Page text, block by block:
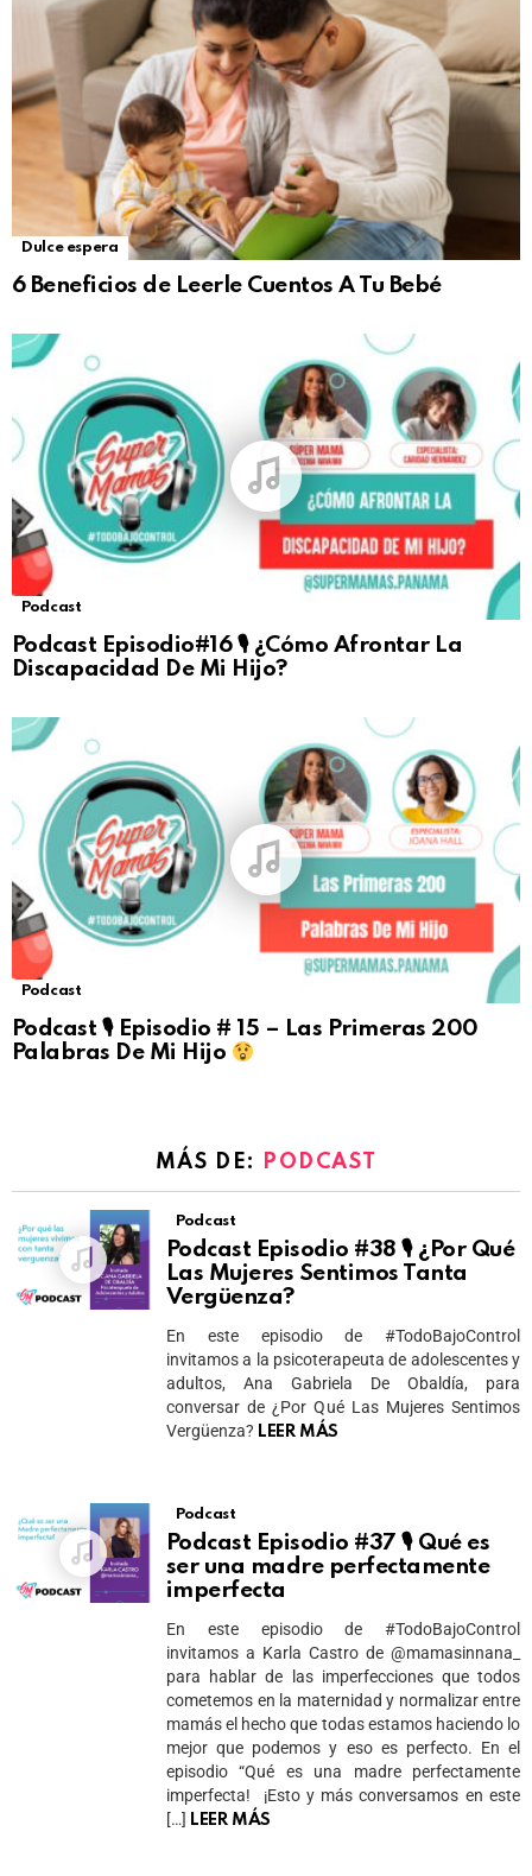
Dulce espera
6 Beneficios de Leerle Cuentos A Tu Bebé
Podcast
Podcast Episodio#16 🎙 ¿Cómo Afrontar La
Discapacidad De Mi Hijo?
Podcast
Podcast 🎙 Episodio # 15 – Las Primeras 200
Palabras De Mi Hijo
MÁS DE: PODCAST
Podcast
Podcast Episodio #38 🎙 ¿Por Qué
Las Mujeres Sentimos Tanta
Vergüenza?
En este episodio de #TodoBajoControl
invitamos a la psicoterapeuta de adolescentes y
adultos, Ana Gabriela De Obaldía, para
conversar de ¿Por Qué Las Mujeres Sentimos
Vergüenza? LEER MÁS
Podcast
Podcast Episodio #37 🎙 Qué es
ser una madre perfectamente
imperfecta
En este episodio de #TodoBajoControl
invitamos a Karla Castro de @mamasinnana_
para hablar de las imperfecciones que todos
cometemos en la maternidad y normalizar entre
mamás el hecho que todas estamos haciendo lo
mejor que podemos y eso es perfecto. En el
episodio “Qué es una madre perfectamente
imperfecta! ¡Esto y más conversamos en este
[…] LEER MÁS